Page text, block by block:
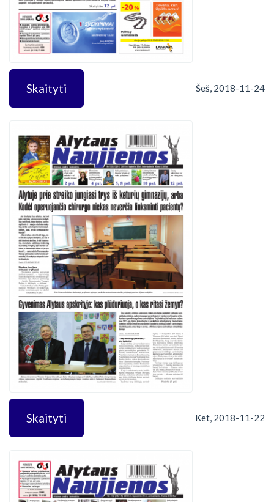
Skaityti Šeš, 2018-11-24
Skaityti Ket, 2018-11-22